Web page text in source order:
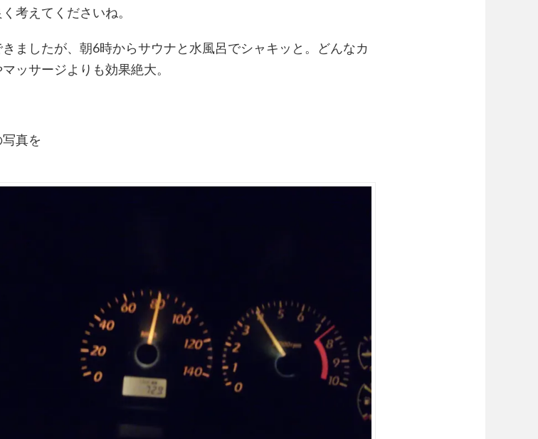
考えてくださいね。
ましたが、朝6時からサウナと水風呂でシャキッと。どんなカ
ッサージよりも効果絶大。
真を